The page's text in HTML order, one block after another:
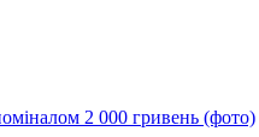
2 000 гривень (фото)